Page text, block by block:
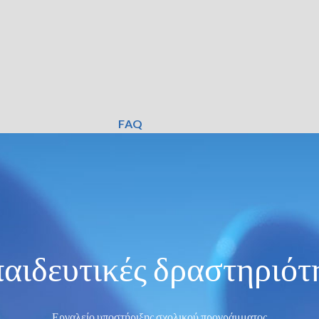
FAQ
Εργαλείο υποστήριξης σχολικού προγράμματος